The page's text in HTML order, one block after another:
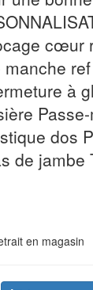
cœur
à
dos
de jambe
en magasin